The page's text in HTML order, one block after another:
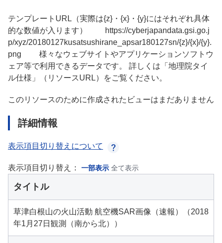
テンプレートURL（実際は{z}・{x}・{y}にはそれぞれ具体
的な数値が入ります） https://cyberjapandata.gsi.go.j
p/xyz/20180127kusatsushirane_apsar180127sn/{z}/{x}/{y}.
png 様々なウェブサイトやアプリケーションソフトウ
ェア等で利用できるデータです。 詳しくは「地理院タイ
ル仕様」（リソースURL）をご覧ください。
このリソースのために作成されたビューはまだありません
詳細情報
表示項目切り替えについて
表示項目切り替え： 一部表示 全て表示
タイトル
草津白根山の火山活動 航空機SAR画像（速報）（2018
年1月27日観測（南から北））